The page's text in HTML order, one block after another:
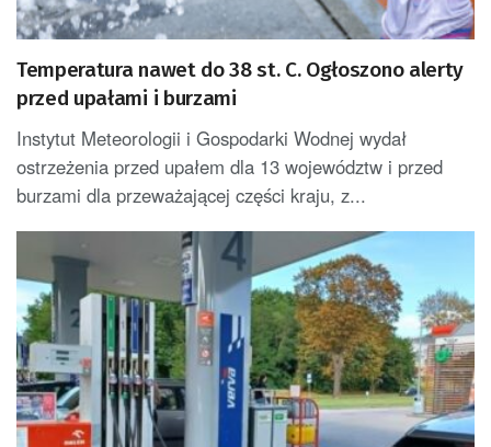
Temperatura nawet do 38 st. C. Ogłoszono alerty
przed upałami i burzami
Instytut Meteorologii i Gospodarki Wodnej wydał
ostrzeżenia przed upałem dla 13 województw i przed
burzami dla przeważającej części kraju, z...